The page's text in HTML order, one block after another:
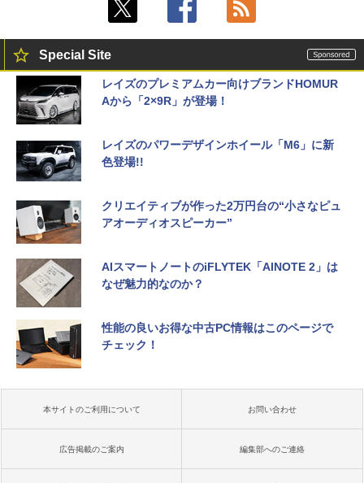
Special Site
レイズのプレミアムカー向けブランドHOMUR
Aから「2×9R」が登場！
レイズのパワーデザインホイール「M6」に新
色登場!!
クリエイティブが作った2万円台の“小さなピュ
アオーディオスピーカー”
AIスマートノートのiFLYTEK「AINOTE 2」は
なぜ魅力的なのか？
性能の良いお得な中古PC情報はこのページで
チェック！
本サイトのご利用について お問い合わせ
広告掲載のご案内 編集部へのご連絡